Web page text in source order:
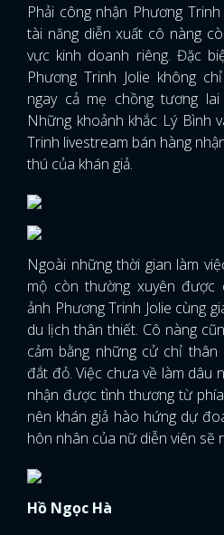
Phải công nhận Phương
tài năng diễn xuất cô nàng
vực kinh doanh riêng. Đặc
Phương Trinh Jolie không
ngay cả mẹ chồng tương
Những khoảnh khắc Lý Bình
Trinh livestream bán hàng
thú của khán giả.
Ngoài những thời gian làm
mộ còn thường xuyên được
ảnh Phương Trinh Jolie cùng
du lịch thân thiết. Cô nàng
cảm bằng những cử chỉ
đắt đỏ. Việc chưa về làm dâu
nhận được tình thương từ
nên khán giả hào hứng dự
hôn nhân của nữ diễn viên sẽ
Hồ Ngọc Hà